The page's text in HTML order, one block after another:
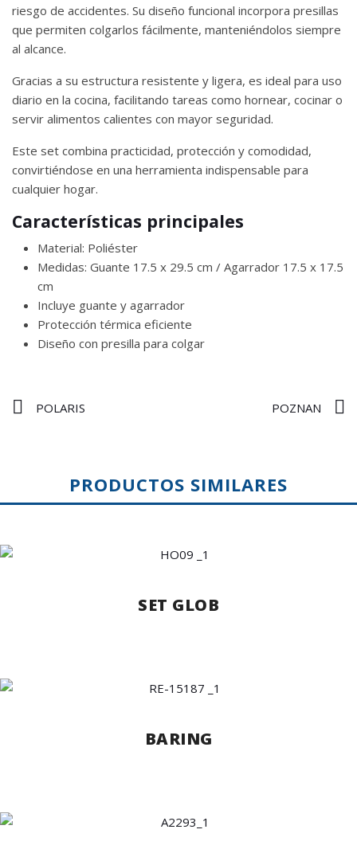
riesgo de accidentes. Su diseño funcional incorpora presillas
que permiten colgarlos fácilmente, manteniéndolos siempre
al alcance.
Gracias a su estructura resistente y ligera, es ideal para uso
diario en la cocina, facilitando tareas como hornear, cocinar o
servir alimentos calientes con mayor seguridad.
Este set combina practicidad, protección y comodidad,
convirtiéndose en una herramienta indispensable para
cualquier hogar.
Características principales
Material: Poliéster
Medidas: Guante 17.5 x 29.5 cm / Agarrador 17.5 x 17.5
cm
Incluye guante y agarrador
Protección térmica eficiente
Diseño con presilla para colgar
POLARIS POZNAN
PRODUCTOS SIMILARES
SET GLOB
BARING